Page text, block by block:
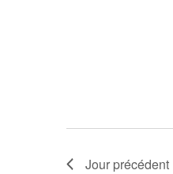
Jour précédent